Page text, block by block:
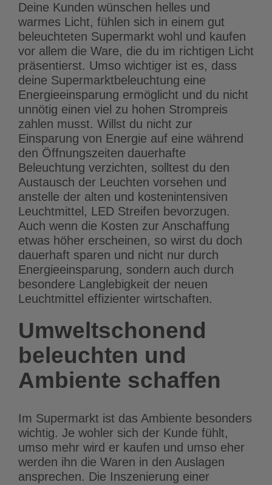
Deine Kunden wünschen helles und
warmes Licht, fühlen sich in einem gut
beleuchteten Supermarkt wohl und kaufen
vor allem die Ware, die du im richtigen Licht
präsentierst. Umso wichtiger ist es, dass
deine Supermarktbeleuchtung eine
Energieeinsparung ermöglicht und du nicht
unnötig einen viel zu hohen Strompreis
zahlen musst. Willst du nicht zur
Einsparung von Energie auf eine während
den Öffnungszeiten dauerhafte
Beleuchtung verzichten, solltest du den
Austausch der Leuchten vorsehen und
anstelle der alten und kostenintensiven
Leuchtmittel, LED Streifen bevorzugen.
Auch wenn die Kosten zur Anschaffung
etwas höher erscheinen, so wirst du doch
dauerhaft sparen und nicht nur durch
Energieeinsparung, sondern auch durch
besondere Langlebigkeit der neuen
Leuchtmittel effizienter wirtschaften.
Umweltschonend
beleuchten und
Ambiente schaffen
Im Supermarkt ist das Ambiente besonders
wichtig. Je wohler sich der Kunde fühlt,
umso mehr wird er kaufen und umso eher
werden ihn die Waren in den Auslagen
ansprechen. Die Inszenierung einer